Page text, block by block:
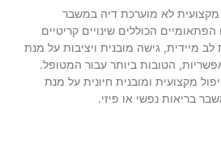
מקצועית לא מוערכת דיה במשבר
הכוללים שינויים קריטיים
מיידית, גישה מובנית ויציבות על מנת
הטובות ביותר עבור המטופל.
מקצועית ומובנית חיונית על מנת
בריאות נפשי או פיזי.